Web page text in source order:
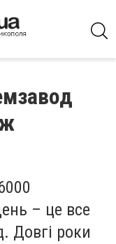
– це все
Довгі роки